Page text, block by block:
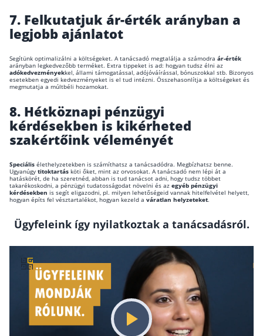
Blog
Rólunk
Kapcsolat
Karrier
Lakásbiztosítás: válaszok az 50 leggyakoribb
7. Felkutatjuk ár-érték arányban a
legjobb ajánlatot
Segítünk optimalizálni a költségeket. A tanácsadó megtalálja a számodra ár-érték
arányban legkedvezőbb terméket. Extra tippeket is ad: hogyan tudsz élni az
adókedvezményekkel, állami támogatással, adójóváírással, bónuszokkal stb. Bizonyos
esetekben egyedi kedvezményeket is el tud intézni. Összehasonlítja a költségeket és
megmutatja a múltbéli hozamokat.
8. Hétköznapi pénzügyi
kérdésekben is kikérheted
szakértőink véleményét
Speciális élethelyzetekben is számíthatsz a tanácsadódra. Megbízhatsz benne.
Ugyanúgy titoktartás köti őket, mint az orvosokat. A tanácsadó nem lépi át a
hatáskörét, de ha szeretnéd, abban is tud tanácsot adni, hogy tudsz többet
takarékoskodni, a pénzügyi tudatosságodat növelni és az egyéb pénzügyi
kérdésekben is segít eligazodni, pl. milyen lehetőségeid vannak hitelfelvétel helyett,
hogyan építs fel vésztartalékot, hogyan kezeld a váratlan helyzeteket.
Ügyfeleink így nyilatkoztak a tanácsadásról.